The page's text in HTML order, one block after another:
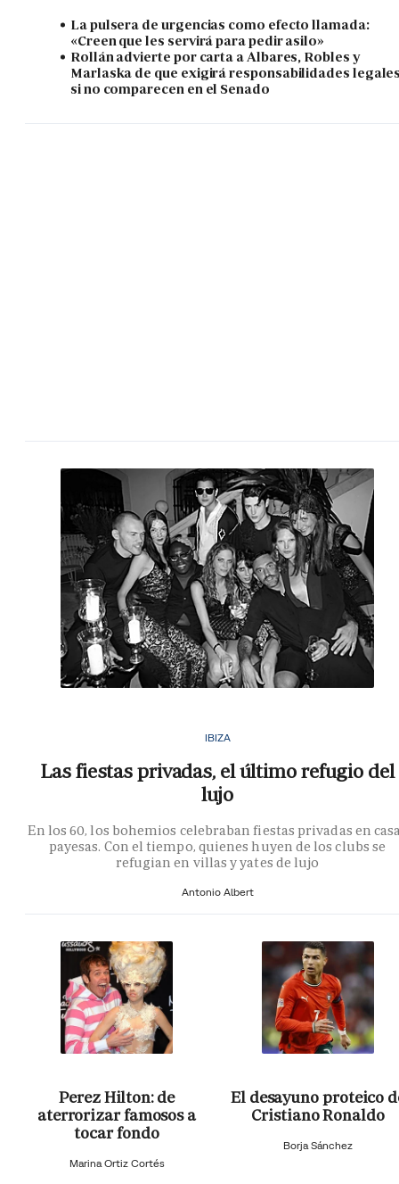
La pulsera de urgencias como efecto llamada:
«Creen que les servirá para pedir asilo»
Rollán advierte por carta a Albares, Robles y
Marlaska de que exigirá responsabilidades
si no comparecen en el Senado
IBIZA
Las fiestas privadas, el último refugio del
lujo
En los 60, los bohemios celebraban fiestas privadas en
payesas. Con el tiempo, quienes huyen de los clubs se
refugian en villas y yates de lujo
Antonio Albert
Perez Hilton: de
aterrorizar famosos a
tocar fondo
Marina Ortiz Cortés
El desayuno proteico
Cristiano Ronaldo
Borja Sánchez